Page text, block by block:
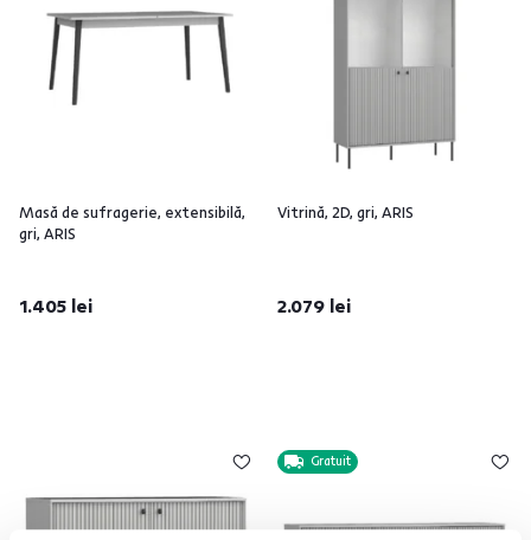
Masă de sufragerie, extensibilă,
gri, ARIS
1.405 lei
Vitrină, 2D, gri, ARIS
2.079 lei
Gratuit